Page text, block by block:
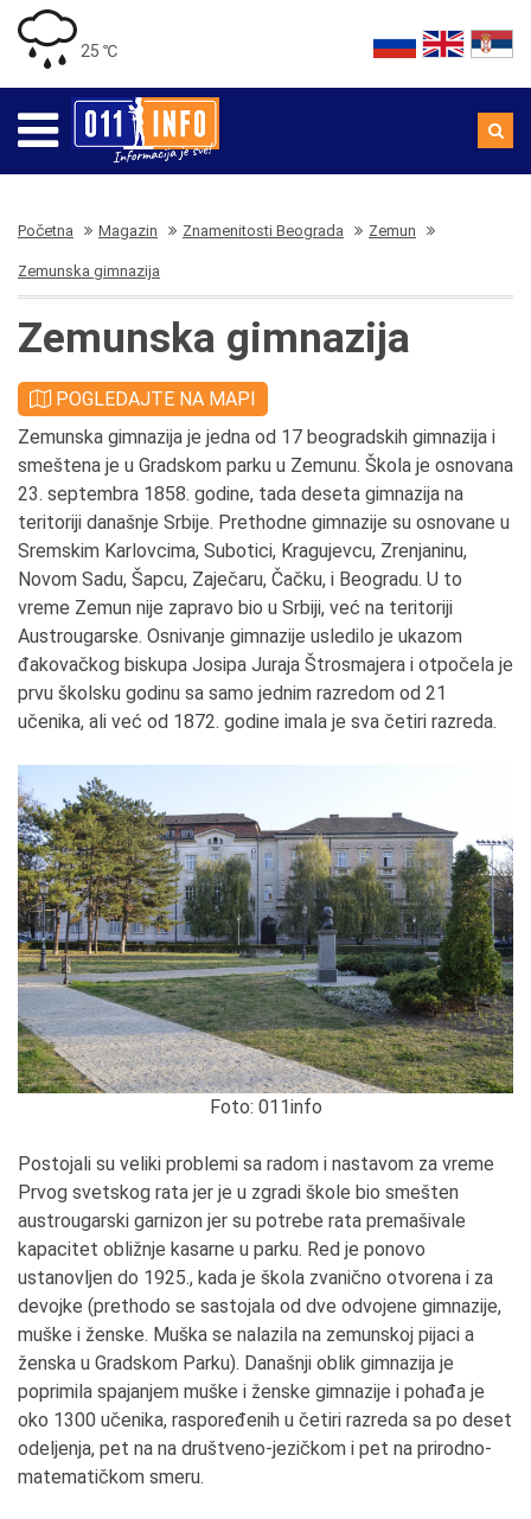
25 ℃
Početna Magazin Znamenitosti Beograda Zemun
Zemunska gimnazija
Zemunska gimnazija
POGLEDAJTE NA MAPI
Zemunska gimnazija je jedna od 17 beogradskih gimnazija i
smeštena je u Gradskom parku u Zemunu. Škola je osnovana
23. septembra 1858. godine, tada deseta gimnazija na
teritoriji današnje Srbije. Prethodne gimnazije su osnovane u
Sremskim Karlovcima, Subotici, Kragujevcu, Zrenjaninu,
Novom Sadu, Šapcu, Zaječaru, Čačku, i Beogradu. U to
vreme Zemun nije zapravo bio u Srbiji, već na teritoriji
Austrougarske. Osnivanje gimnazije usledilo je ukazom
đakovačkog biskupa Josipa Juraja Štrosmajera i otpočela je
prvu školsku godinu sa samo jednim razredom od 21
učenika, ali već od 1872. godine imala je sva četiri razreda.
Foto: 011info
Postojali su veliki problemi sa radom i nastavom za vreme
Prvog svetskog rata jer je u zgradi škole bio smešten
austrougarski garnizon jer su potrebe rata premašivale
kapacitet obližnje kasarne u parku. Red je ponovo
ustanovljen do 1925., kada je škola zvanično otvorena i za
devojke (prethodo se sastojala od dve odvojene gimnazije,
muške i ženske. Muška se nalazila na zemunskoj pijaci a
ženska u Gradskom Parku). Današnji oblik gimnazija je
poprimila spajanjem muške i ženske gimnazije i pohađa je
oko 1300 učenika, raspoređenih u četiri razreda sa po deset
odeljenja, pet na na društveno-jezičkom i pet na prirodno-
matematičkom smeru.